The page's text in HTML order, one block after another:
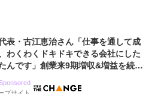
表・古江恵治さん「仕事を通して成
わくわくドキドキできる会社にした
んです」創業来9期増収&増益を続け